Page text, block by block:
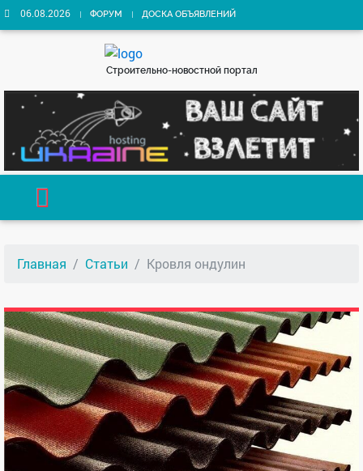
06.08.2026 ФОРУМ ДОСКА ОБЪЯВЛЕНИЙ
Строительно-новостной портал
Главная Статьи Кровля ондулин